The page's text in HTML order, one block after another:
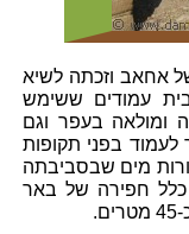
של אחאב וזכתה לשיא
עמודים ששימש
ומולאה בעפר וגם
בפני תקופות
מים שבסביבתה
חפירה של באר